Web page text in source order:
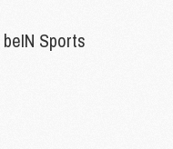
beIN Sports